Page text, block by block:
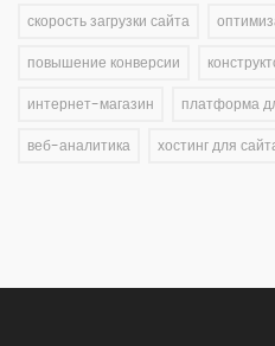
скорость загрузки сайта
повышение конверсии
интернет-магазин платформа
веб-аналитика хостинг для